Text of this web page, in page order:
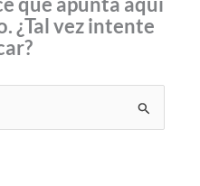
¿Tal vez intente